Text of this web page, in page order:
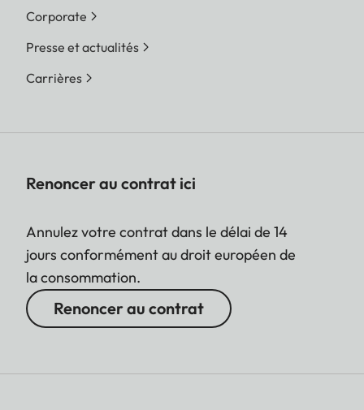
Corporate
Presse et actualités
Carrières
Renoncer au contrat ici
Annulez votre contrat dans le délai de 14
jours conformément au droit européen de
la consommation.
Renoncer au contrat